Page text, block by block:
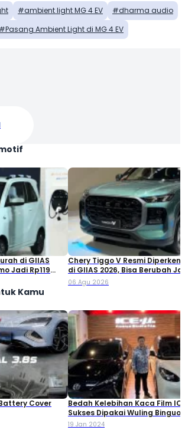
ambient light MG 4 EV
dharma audio
Pasang Ambient Light di MG 4 EV
di GIIAS
Jadi Rp119
Chery Tiggo V Resmi
di GIIAS 2026, Bisa Berubah
Double Cabin
06 Agu 2026
Kamu
Cover
Bedah Kelebihan Kaca Film
Sukses Dipakai Wuling
MG 4 EV
19 Jan 2024